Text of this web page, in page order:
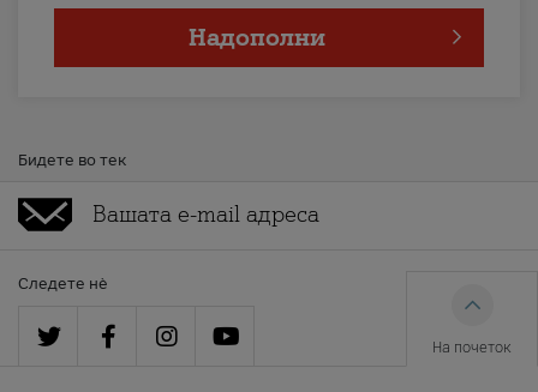
Надополни
Бидете во тек
Следете нè
На почеток